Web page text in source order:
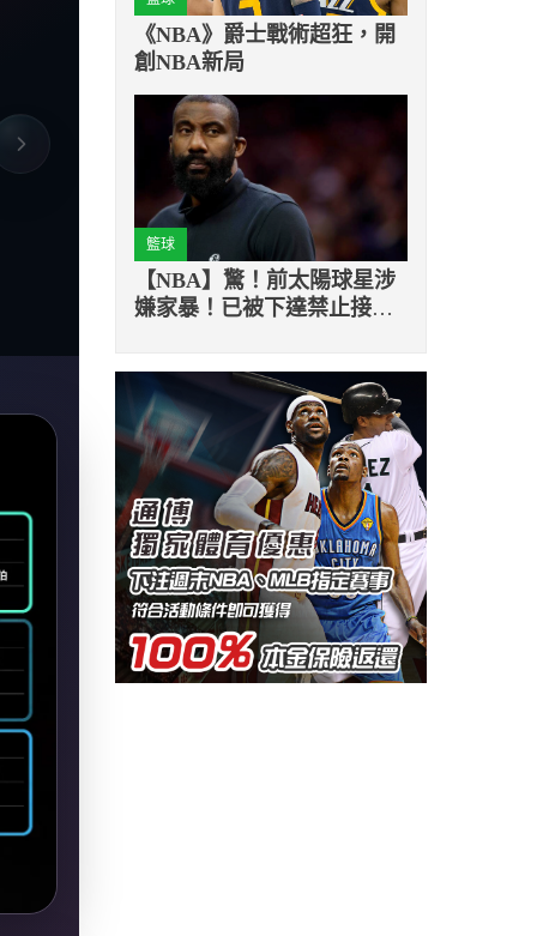
《NBA》爵士戰術超狂，開
創NBA新局
籃球
【NBA】驚！前太陽球星涉
嫌家暴！已被下達禁止接觸